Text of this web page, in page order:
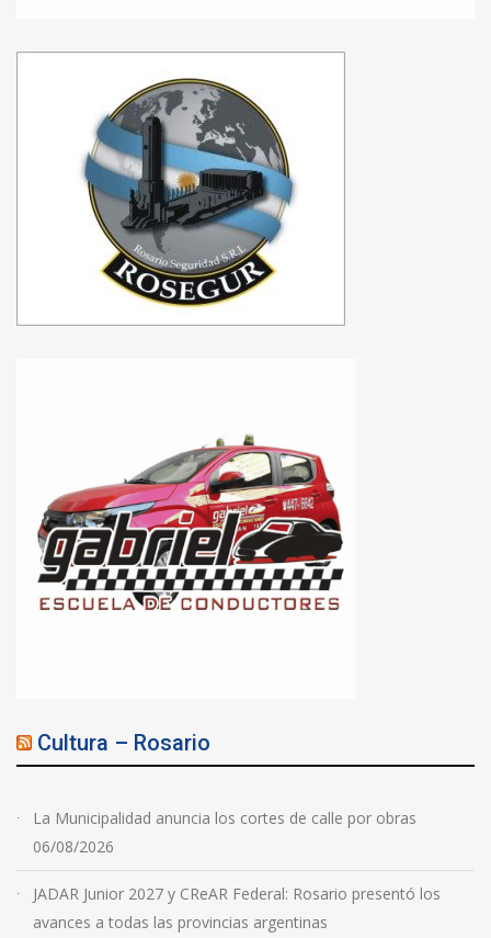
Cultura – Rosario
La Municipalidad anuncia los cortes de calle por obras
06/08/2026
JADAR Junior 2027 y CReAR Federal: Rosario presentó los
avances a todas las provincias argentinas